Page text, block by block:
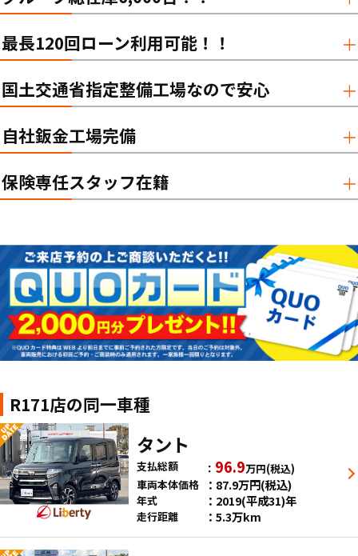
最長120回ローン利用可能！！
国土交通省指定整備工場なので安心
自社鈑金工場完備
保険専任スタッフ在籍
R171店の同一車種
タント
支払総額 96.9万円(税込)
車両本体価格
87.9万円(税込)
年式 2019(平成31)年
走行距離 5.3万km